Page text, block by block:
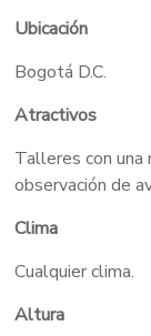
Ubicación
Bogotá D.C.
Atractivos
Talleres con
observación de
Clima
Cualquier clima.
Altura